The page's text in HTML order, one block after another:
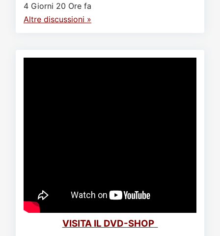
4 Giorni 20 Ore fa
Altre discussioni »
VISITA IL DVD-SHOP